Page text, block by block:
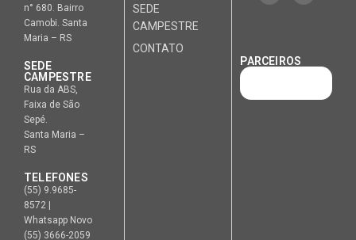
n° 680. Bairro
Camobi. Santa
Maria – RS
SEDE
CAMPESTRE
Rua da ABS,
Faixa de São
Sepé.
Santa Maria –
RS
TELEFONES
(55) 9.9685-
8572 |
Whatsapp Novo
(55) 3666-2059
SEDE
CAMPESTRE
CONTATO
PARCEIROS